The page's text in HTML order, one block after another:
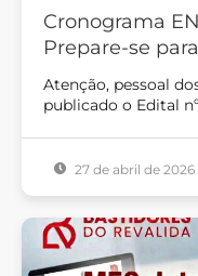
Cronograma
Prepare-se
Atenção, pessoal
publicado o Edital
27 de abril de 2026